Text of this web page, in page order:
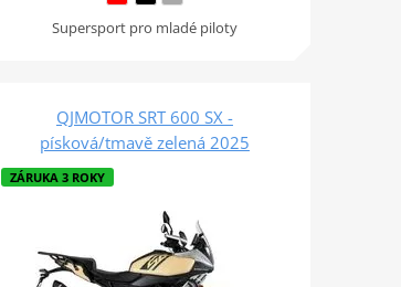
Supersport pro mladé piloty
QJMOTOR SRT 600 SX -
písková/tmavě zelená 2025
ZÁRUKA 3 ROKY